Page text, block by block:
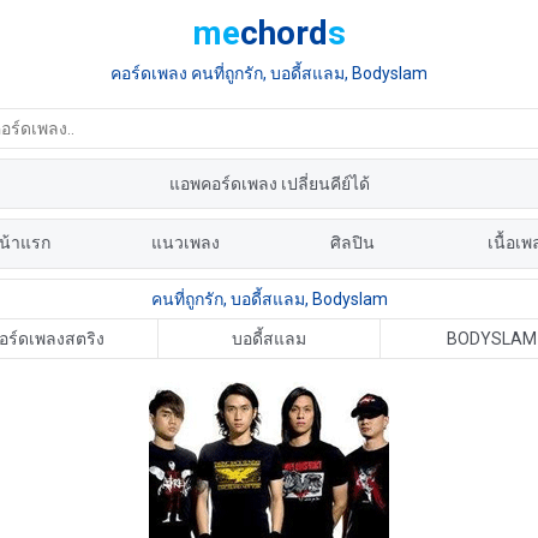
mechords
คอร์ดเพลง คนที่ถูกรัก, บอดี้สแลม, Bodyslam
แอพคอร์ดเพลง เปลี่ยนคีย์ได้
าแรก แนวเพลง ศิลปิน เนื้อเพ
คนที่ถูกรัก, บอดี้สแลม, Bodyslam
ร์ดเพลงสตริง บอดี้สแลม BODYSLAM